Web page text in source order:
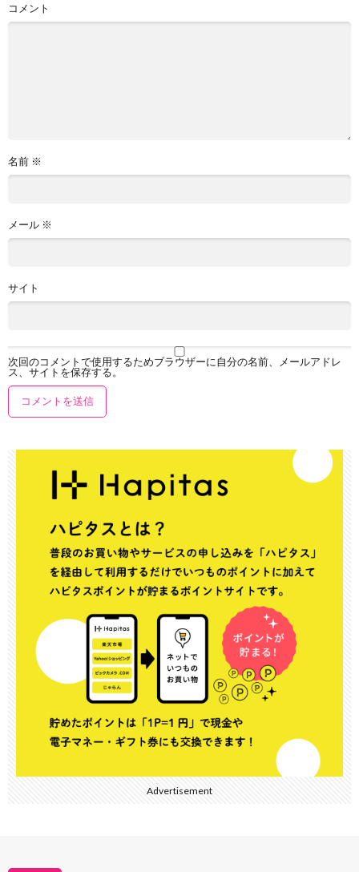
コメント
名前 ※
メール ※
サイト
次回のコメントで使用するためブラウザーに自分の名前、メールアドレ
ス、サイトを保存する。
Advertisement